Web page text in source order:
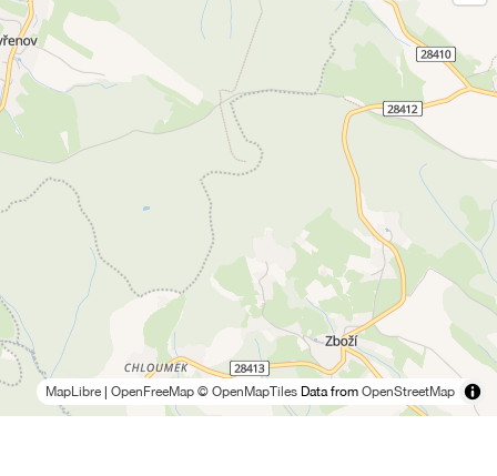
MapLibre OpenFreeMap © OpenMapTiles Data from OpenStreetMap